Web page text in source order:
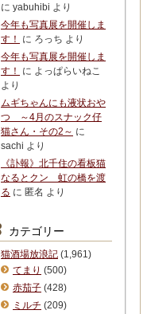
に yabuhibi より
今年も写真展を開催しま
す！
に ろっち より
今年も写真展を開催しま
す！
に よっぱらいねこ
より
ムギちゃんにも液状おや
つ ～4月のスナック仔
猫さん・その2～ に
sachi より
《訃報》北千住の看板猫
なるとクン 虹の橋を渡
る に 匿名 より
カテゴリー
猫酒場放浪記 (1,961)
てまり (500)
赤茄子 (428)
ミルチ (209)